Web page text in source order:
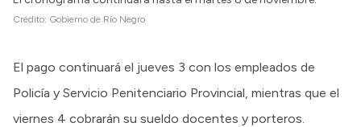
Crédito: Gobierno de Río Negro
El pago continuará el jueves 3 con los empleados de
Policía y Servicio Penitenciario Provincial, mientras que el
viernes 4 cobrarán su sueldo docentes y porteros.